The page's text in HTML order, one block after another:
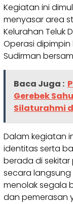
Kegiatan ini
menyasar area
Kelurahan Teluk
Operasi dipimpin
Sudirman
Baca Juga :
Gerebek
Silaturahmi
Dalam kegiatan
identitas serta
berada di sekitar
secara
menolak segala
dan pemerasan